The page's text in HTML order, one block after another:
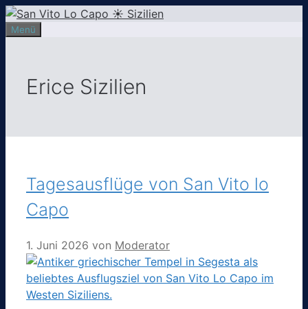
Zum
Inhalt
Menü
Erice Sizilien
Tagesausflüge von San Vito lo
Capo
1. Juni 2026 von Moderator